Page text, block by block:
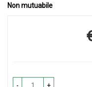
Non mutuabile